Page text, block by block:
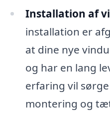
Installation af
installation er
at dine nye
og har en lang
erfaring vil
montering og